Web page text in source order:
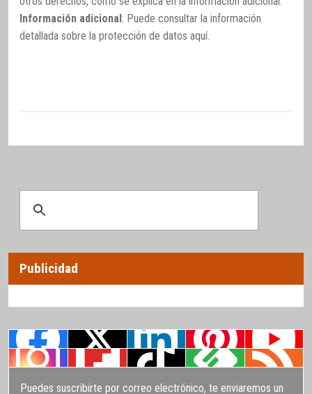
Información adicional: Puede consultar la información
detallada sobre la protección de datos aquí.
Publicidad
Puedes suscribirte por correo electrónico, te enviaremos un